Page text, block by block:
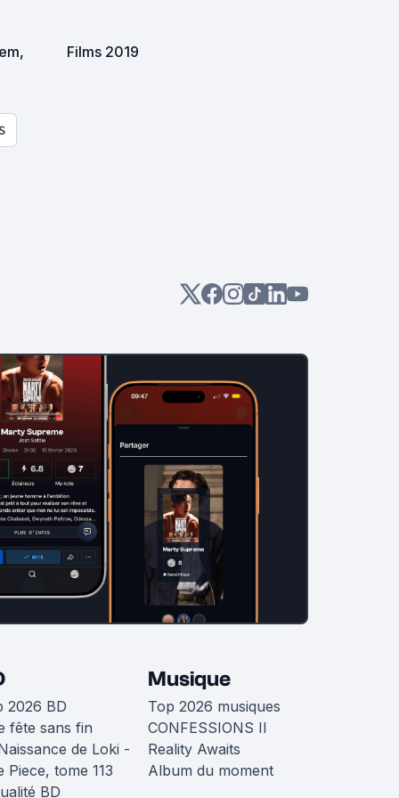
Films 2019
2026 BD
fête sans fin
de Loki -
Piece, tome 113
BD
Musique
Top 2026 musiques
CONFESSIONS II
Reality Awaits
Album du moment